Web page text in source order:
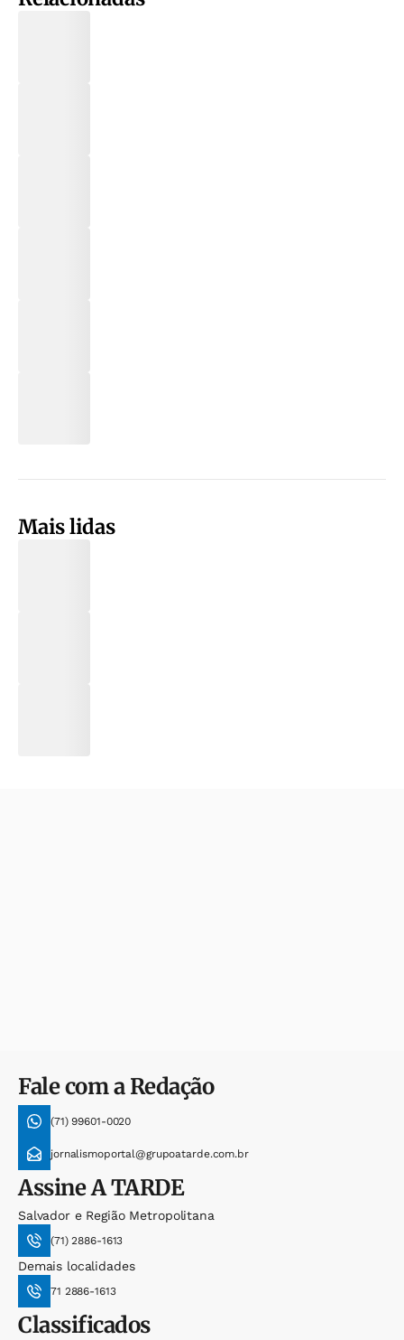
Mais lidas
Fale com a Redação
(71) 99601-0020
jornalismoportal@grupoatarde.com.br
AssineA TARDE
Salvador e Região Metropolitana
(71) 2886-1613
Demais localidades
71 2886-1613
Classificados